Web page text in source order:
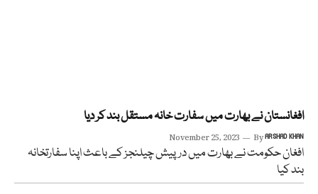
افغانستان نے بھارت میں سفارت خانہ مستقل بند کر دیا
November 25, 2023 ByARSHAD KHAN
افغان حکومت نے بھارت میں درپیش چیلنجز کے باعث اپنا سفارتخانہ
بند کیا